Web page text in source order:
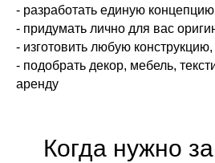
- разработать единую
- придумать лично для вас
- изготовить любую
- подобрать декор, мебель,
аренду
Когда нужно